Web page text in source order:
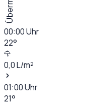
00:00Uhr
22°
0,0L/m²
01:00Uhr
21°